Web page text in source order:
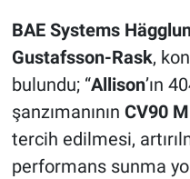
BAE Systems
Gustafsson-Rask,
bulundu; “Allison’ın
şanzımanının CV90
tercih edilmesi,
performans sunma